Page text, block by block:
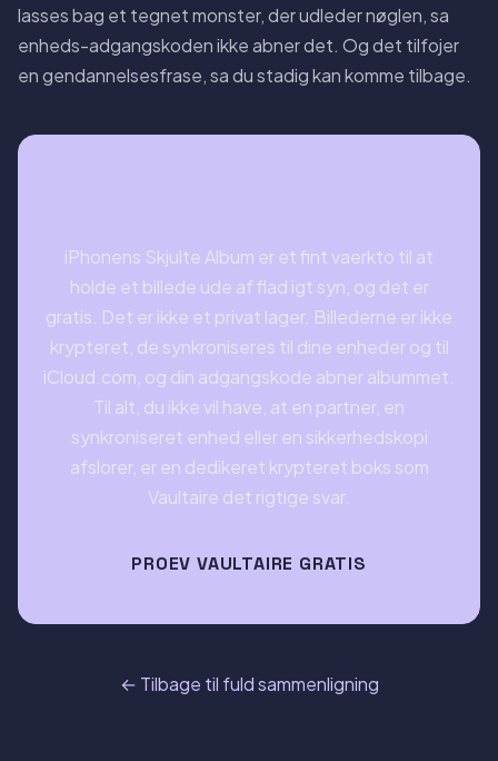
lasses bag et tegnet monster, der udleder nøglen, sa
enheds-adgangskoden ikke abner det. Og det tilfojer
en gendannelsesfrase, sa du stadig kan komme tilbage.
iPhonens Skjulte Album er et fint vaerkto til at
holde et billede ude af flad igt syn, og det er
gratis. Det er ikke et privat lager. Billederne er ikke
krypteret, de synkroniseres til dine enheder og til
iCloud.com, og din adgangskode abner albummet.
Til alt, du ikke vil have, at en partner, en
synkroniseret enhed eller en sikkerhedskopi
afslorer, er en dedikeret krypteret boks som
Vaultaire det rigtige svar.
PROEV VAULTAIRE GRATIS
← Tilbage til fuld sammenligning